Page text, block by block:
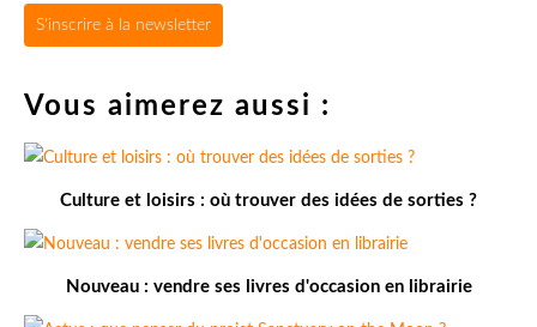
S'inscrire à la newsletter
Vous aimerez aussi :
Culture et loisirs : où trouver des idées de sorties ?
Nouveau : vendre ses livres d'occasion en librairie